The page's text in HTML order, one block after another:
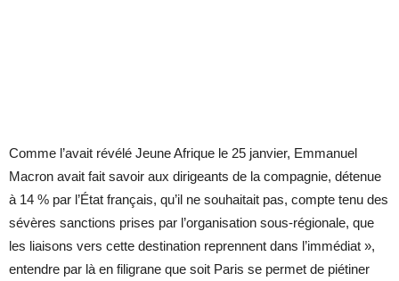
Comme l’avait révélé Jeune Afrique le 25 janvier, Emmanuel
Macron avait fait savoir aux dirigeants de la compagnie, détenue
à 14 % par l’État français, qu’il ne souhaitait pas, compte tenu des
sévères sanctions prises par l’organisation sous-régionale, que
les liaisons vers cette destination reprennent dans l’immédiat »,
entendre par là en filigrane que soit Paris se permet de piétiner